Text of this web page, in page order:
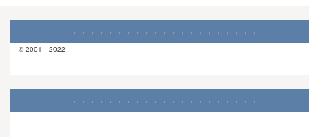
© 2001—2022